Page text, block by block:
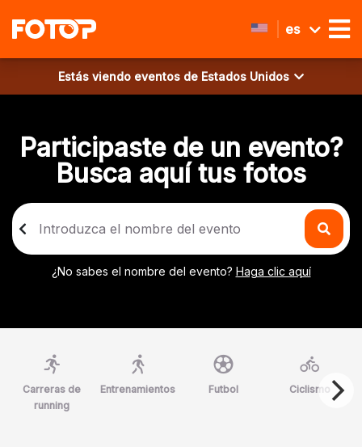
es
Estás viendo eventos de Estados Unidos
Participaste de un evento?
Busca aquí tus fotos
¿No sabes el nombre del evento? Haga clic aquí
Carreras de
running
Entrenamientos Futbol Ciclismo